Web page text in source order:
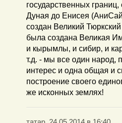
государственных
Дуная до Енисея
создан Великий
была создана Великая
и кырымлы, и сибир, и
т.д. - мы все один народ,
интерес и одна общая и
построение своего
же исконных землях!